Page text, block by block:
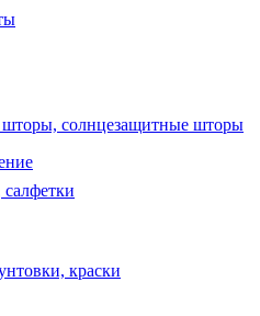
солнцезащитные шторы
салфетки
краски